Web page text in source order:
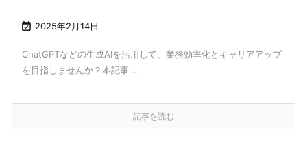
 2025年2月14日
ChatGPTなどの生成AIを活用して、業務効率化とキャリアアップ
を目指しませんか？本記事 ...
記事を読む